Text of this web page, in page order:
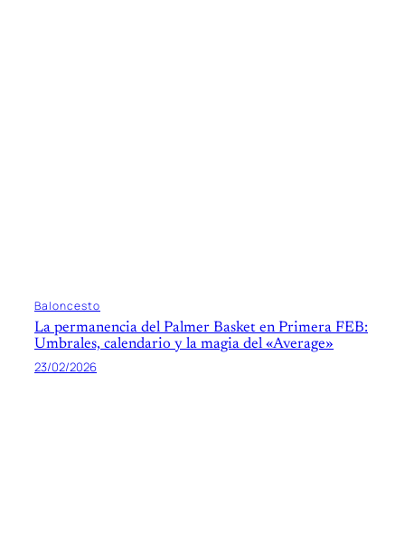
Baloncesto
La permanencia del Palmer Basket en Primera FEB:
Umbrales, calendario y la magia del «Average»
23/02/2026